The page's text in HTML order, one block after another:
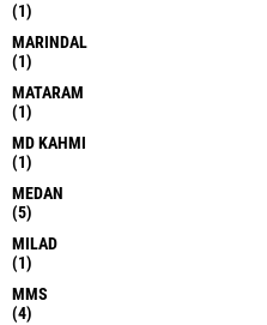
(1)
MARINDAL
(1)
MATARAM
(1)
MD KAHMI
(1)
MEDAN
(5)
MILAD
(1)
MMS
(4)